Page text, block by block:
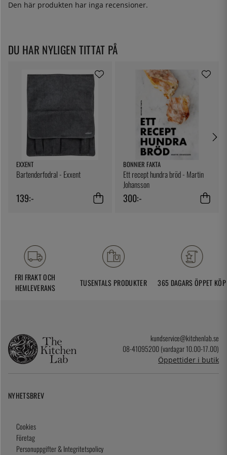
Den här produkten har inga recensioner.
DU HAR NYLIGEN TITTAT PÅ
EXXENT
Bartenderfodral - Exxent
139:-
BONNIER FAKTA
Ett recept hundra bröd - Martin
Johansson
300:-
FRI FRAKT OCH
HEMLEVERANS
TUSENTALS PRODUKTER 365 DAGARS ÖPPET KÖP
kundservice@kitchenlab.se
08-41095200 (vardagar 10.00-17.00)
Öppettider i butik
NYHETSBREV
Cookies
Företag
Personuppgifter & Integritetspolicy